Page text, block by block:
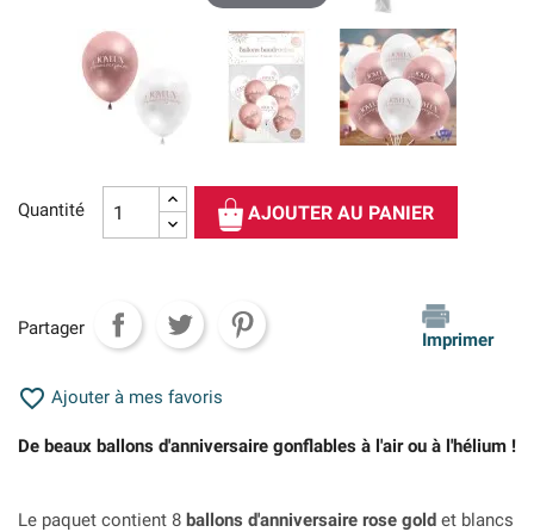
Quantité AJOUTER AU PANIER
Partager
Imprimer
 Ajouter à mes favoris
De beaux ballons d'anniversaire gonflables à l'air ou à l'hélium !
Le paquet contient 8 ballons d'anniversaire rose gold et blancs